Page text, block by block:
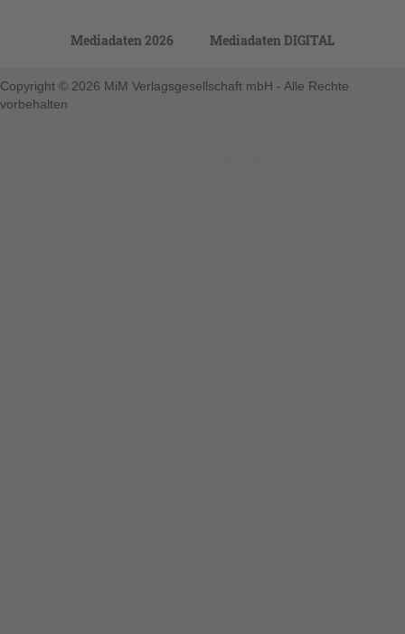
Mediadaten 2026 Mediadaten DIGITAL
Copyright © 2026 MiM Verlagsgesellschaft mbH - Alle Rechte
vorbehalten